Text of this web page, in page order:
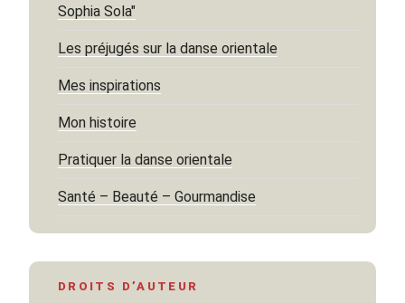
Sophia Sola"
Les préjugés sur la danse orientale
Mes inspirations
Mon histoire
Pratiquer la danse orientale
Santé – Beauté – Gourmandise
DROITS D’AUTEUR